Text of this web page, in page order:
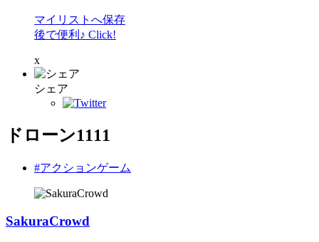
マイリストへ保存
後で便利♪ Click!
x
シェア
ドローン1111
#アクションゲーム
SakuraCrowd